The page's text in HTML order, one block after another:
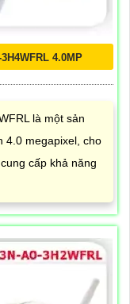
4.0MP
là một sản
4.0 megapixel, cho
cấp khả năng